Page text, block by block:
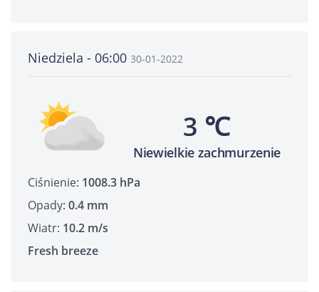
Niedziela - 06:00 30-01-2022
3 ℃
Niewielkie zachmurzenie
Ciśnienie: 1008.3 hPa
Opady: 0.4 mm
Wiatr: 10.2 m/s
Fresh breeze